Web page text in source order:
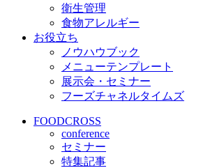
衛生管理
食物アレルギー
お役立ち
ノウハウブック
メニューテンプレート
展示会・セミナー
フーズチャネルタイムズ
FOODCROSS
conference
セミナー
特集記事